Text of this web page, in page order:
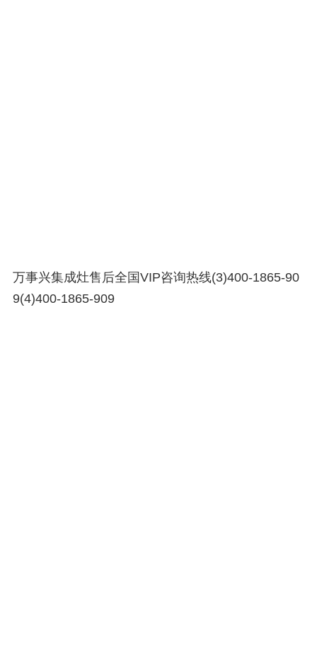
万事兴集成灶售后全国VIP咨询热线(3)400-1865-90
9(4)400-1865-909